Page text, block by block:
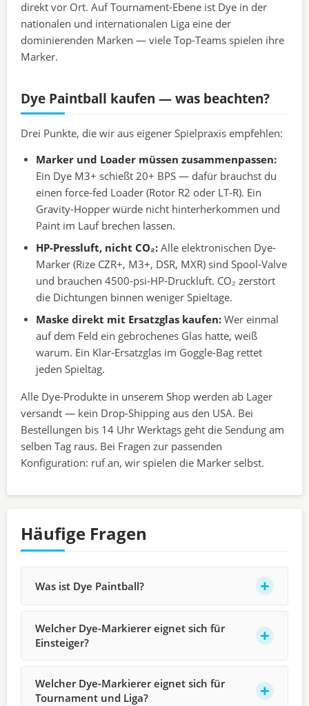
direkt vor Ort. Auf Tournament-Ebene ist Dye in der
nationalen und internationalen Liga eine der
dominierenden Marken — viele Top-Teams spielen ihre
Marker.
Dye Paintball kaufen — was beachten?
Drei Punkte, die wir aus eigener Spielpraxis empfehlen:
Marker und Loader müssen zusammenpassen:
Ein Dye M3+ schießt 20+ BPS — dafür brauchst du
einen force-fed Loader (Rotor R2 oder LT-R). Ein
Gravity-Hopper würde nicht hinterherkommen und
Paint im Lauf brechen lassen.
HP-Pressluft, nicht CO₂: Alle elektronischen Dye-
Marker (Rize CZR+, M3+, DSR, MXR) sind Spool-Valve
und brauchen 4500-psi-HP-Druckluft. CO₂ zerstört
die Dichtungen binnen weniger Spieltage.
Maske direkt mit Ersatzglas kaufen: Wer einmal
auf dem Feld ein gebrochenes Glas hatte, weiß
warum. Ein Klar-Ersatzglas im Goggle-Bag rettet
jeden Spieltag.
Alle Dye-Produkte in unserem Shop werden ab Lager
versandt — kein Drop-Shipping aus den USA. Bei
Bestellungen bis 14 Uhr Werktags geht die Sendung am
selben Tag raus. Bei Fragen zur passenden
Konfiguration: ruf an, wir spielen die Marker selbst.
Häufige Fragen
Was ist Dye Paintball?
Welcher Dye-Markierer eignet sich für
Einsteiger?
Welcher Dye-Markierer eignet sich für
Tournament und Liga?